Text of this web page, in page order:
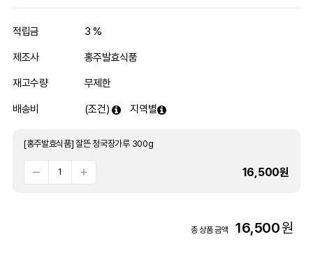
적립금 3 %
제조사 홍주발효식품
재고수량 무제한
배송비 (조건) 지역별
[홍주발효식품] 잘뜬 청국장가루 300g
16,500원
총 상품 금액 16,500원